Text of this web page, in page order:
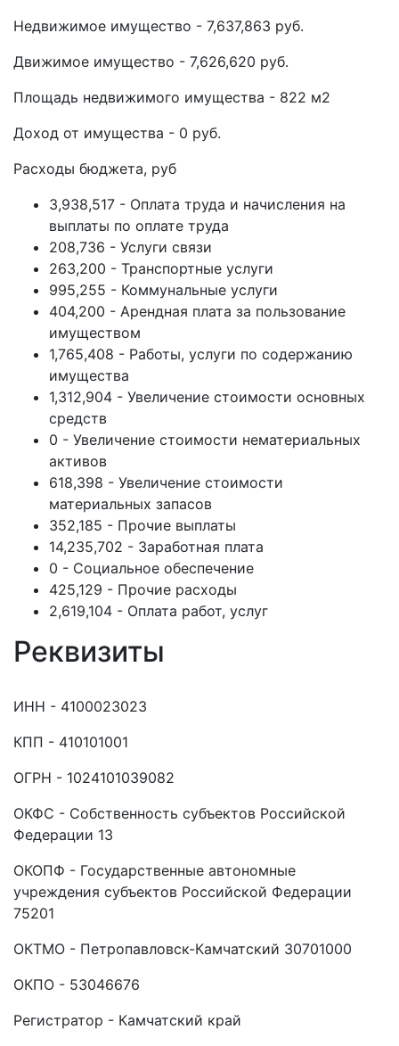
Недвижимое имущество - 7,637,863 руб.
Движимое имущество - 7,626,620 руб.
Площадь недвижимого имущества - 822 м2
Доход от имущества - 0 руб.
Расходы бюджета, руб
3,938,517 - Оплата труда и начисления на
выплаты по оплате труда
208,736 - Услуги связи
263,200 - Транспортные услуги
995,255 - Коммунальные услуги
404,200 - Арендная плата за пользование
имуществом
1,765,408 - Работы, услуги по содержанию
имущества
1,312,904 - Увеличение стоимости основных
средств
0 - Увеличение стоимости нематериальных
активов
618,398 - Увеличение стоимости
материальных запасов
352,185 - Прочие выплаты
14,235,702 - Заработная плата
0 - Социальное обеспечение
425,129 - Прочие расходы
2,619,104 - Оплата работ, услуг
Реквизиты
ИНН - 4100023023
КПП - 410101001
ОГРН - 1024101039082
ОКФС - Собственность субъектов Российской
Федерации 13
ОКОПФ - Государственные автономные
учреждения субъектов Российской Федерации
75201
ОКТМО - Петропавловск-Камчатский 30701000
ОКПО - 53046676
Регистратор - Камчатский край